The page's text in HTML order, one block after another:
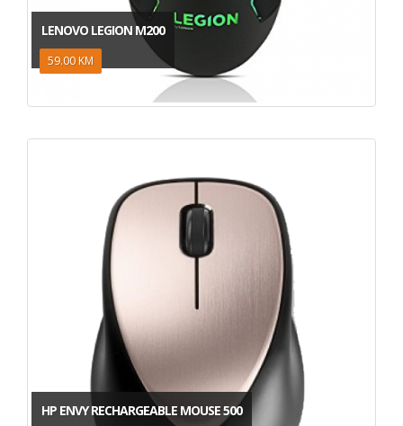
LENOVO LEGION M200
59.00 KM
HP ENVY RECHARGEABLE MOUSE 500